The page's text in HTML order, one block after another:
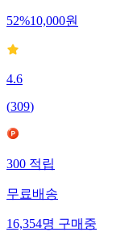
52%10,000원
4.6
(309)
300 적립
무료배송
16,354명 구매중